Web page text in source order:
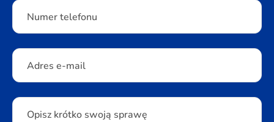
Numer telefonu
Adres e-mail
Opisz krótko swoją sprawę